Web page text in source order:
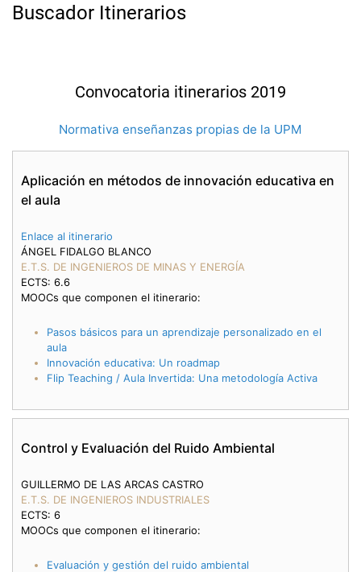
to
Buscador Itinerarios
Convocatoria itinerarios 2019
Normativa enseñanzas propias de la UPM
Aplicación en métodos de innovación educativa en
el aula
Enlace al itinerario
ÁNGEL FIDALGO BLANCO
E.T.S. DE INGENIEROS DE MINAS Y ENERGÍA
ECTS: 6.6
MOOCs que componen el itinerario:
Pasos básicos para un aprendizaje personalizado en el
aula
Innovación educativa: Un roadmap
Flip Teaching / Aula Invertida: Una metodología Activa
Control y Evaluación del Ruido Ambiental
GUILLERMO DE LAS ARCAS CASTRO
E.T.S. DE INGENIEROS INDUSTRIALES
ECTS: 6
MOOCs que componen el itinerario:
Evaluación y gestión del ruido ambiental